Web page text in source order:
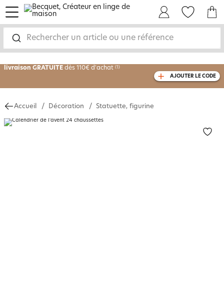
Rechercher un article ou une référence
menu
-30% sur votre commandedès 2 articles
achetés
AJOUTER LE CODE
Accueil Décoration Statuette, figurine